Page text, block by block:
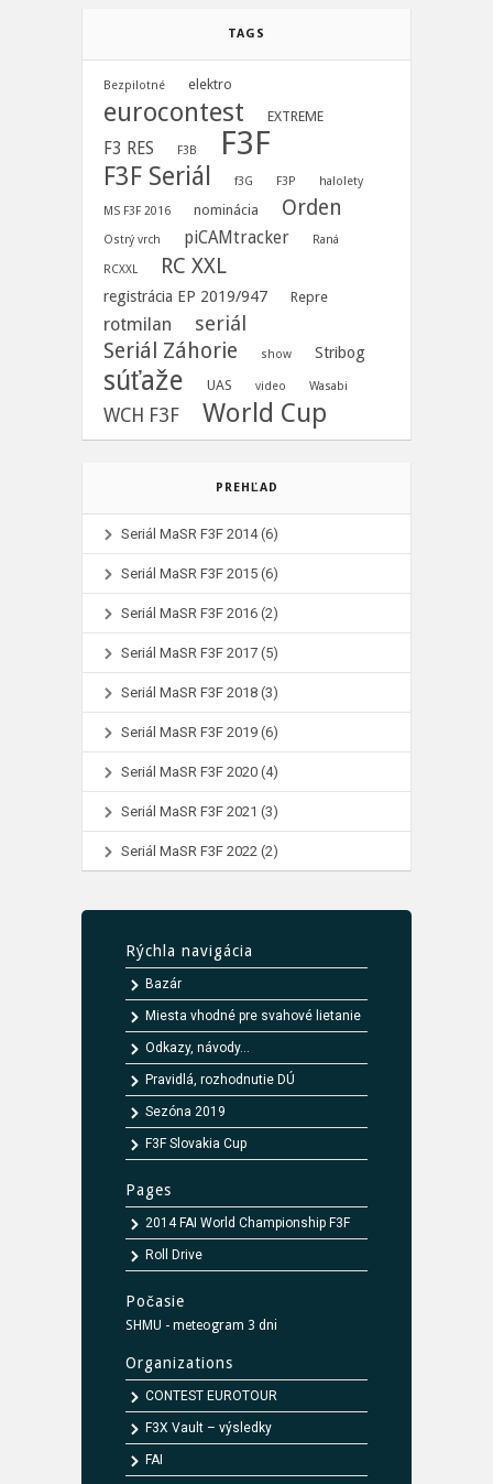
TAGS
Bezpilotné elektro
eurocontest EXTREME
F3 RES F3B F3F
F3F Seriál f3G F3P halolety
MS F3F 2016 nominácia Orden
Ostrý vrch piCAMtracker Raná
RCXXL RC XXL
registrácia EP 2019/947 Repre
rotmilan seriál
Seriál Záhorie show Stribog
súťaže UAS video Wasabi
WCH F3F World Cup
PREHĽAD
Seriál MaSR F3F 2014(6)
Seriál MaSR F3F 2015 (6)
Seriál MaSR F3F 2016 (2)
Seriál MaSR F3F 2017 (5)
Seriál MaSR F3F 2018 (3)
Seriál MaSR F3F 2019 (6)
Seriál MaSR F3F 2020 (4)
Seriál MaSR F3F 2021 (3)
Seriál MaSR F3F 2022 (2)
Rýchla navigácia
Bazár
Miesta vhodné pre svahové lietanie
Odkazy, návody...
Pravidlá, rozhodnutie DÚ
Sezóna 2019
F3F Slovakia Cup
Pages
2014 FAI World Championship F3F
Roll Drive
Počasie
SHMU - meteogram 3 dni
Organizations
CONTEST EUROTOUR
F3X Vault – výsledky
FAI